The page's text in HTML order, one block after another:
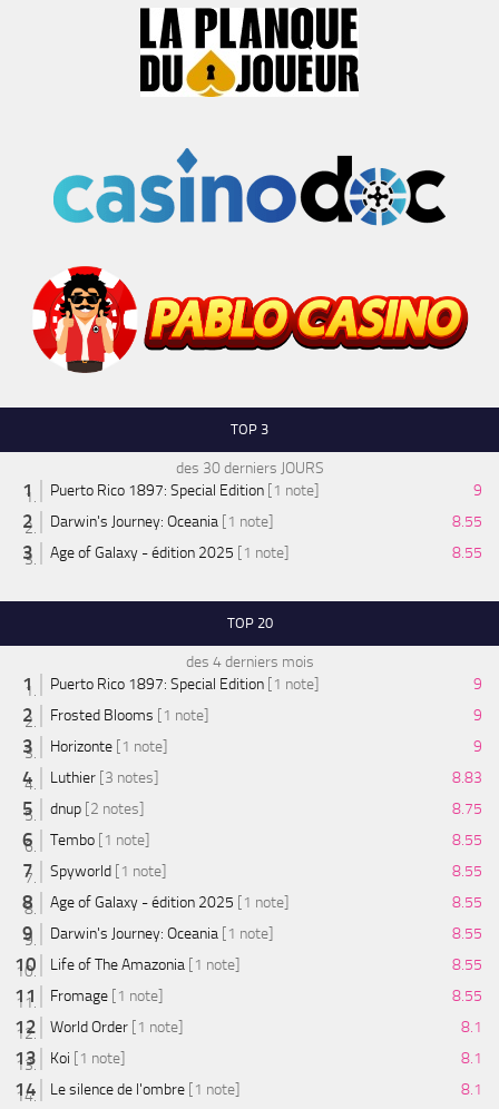
TOP 3
des 30 derniers JOURS
Puerto Rico 1897: Special Edition [1 note]
9
Darwin's Journey: Oceania [1 note]
8.55
Age of Galaxy - édition 2025 [1 note] 8.55
TOP 20
des 4 derniers mois
Puerto Rico 1897: Special Edition [1 note]
9
Frosted Blooms [1 note]
9
Horizonte [1 note]
9
Luthier [3 notes]
8.83
dnup [2 notes]
8.75
Tembo [1 note]
8.55
Spyworld [1 note]
8.55
Age of Galaxy - édition 2025 [1 note]
8.55
Darwin's Journey: Oceania [1 note]
8.55
Life of The Amazonia [1 note]
8.55
Fromage [1 note]
8.55
World Order [1 note]
8.1
Koi [1 note]
8.1
Le silence de l'ombre [1 note]
8.1